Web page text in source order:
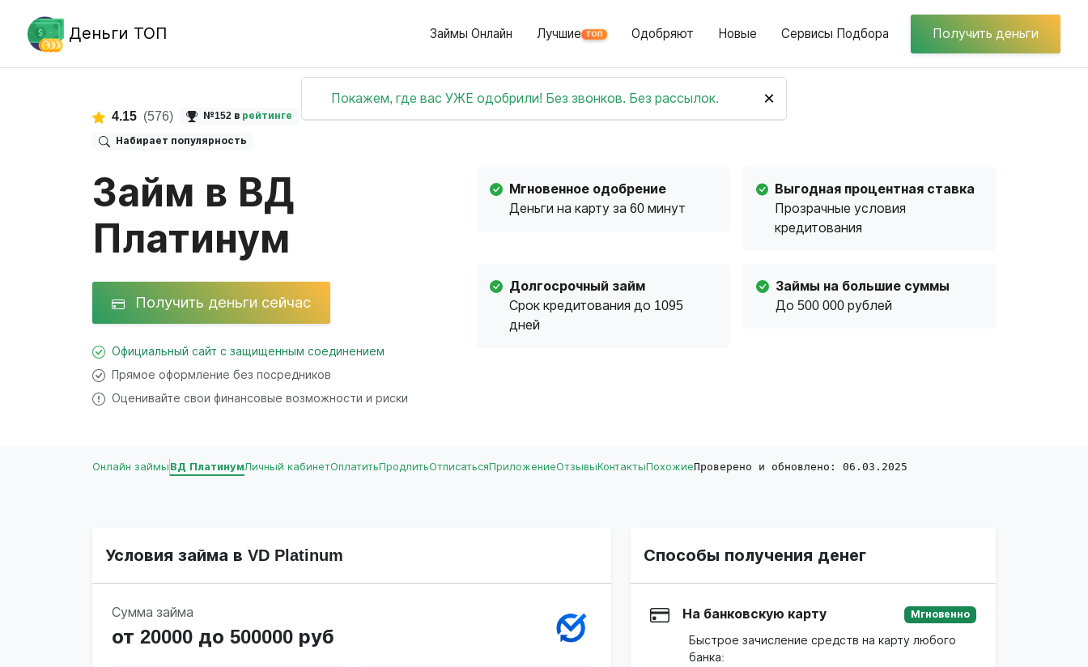
Деньги ТОП Займы Онлайн Лучшие ТОП Одобряют Новые Сервисы Подбора Получить деньги
Покажем, где вас УЖЕ одобрили! Без звонков. Без рассылок. ×
4.15 (576) №152 в рейтинге
Набирает популярность
Займ в ВД
Платинум
Получить деньги сейчас
Официальный сайт с защищенным соединением
Прямое оформление без посредников
Оценивайте свои финансовые возможности и риски
Мгновенное одобрение
Деньги на карту за 60 минут
Выгодная процентная ставка
Прозрачные условия
кредитования
Долгосрочный займ
Срок кредитования до 1095
дней
Займы на большие суммы
До 500 000 рублей
Онлайн займы ВД ПлатинумЛичный кабинетОплатитьПродлитьОтписатьсяПриложениеОтзывыКонтактыПохожиеПроверено и обновлено: 06.03.2025
Условия займа в VD Platinum
Сумма займа
от 20000 до 500000 руб
Способы получения денег
На банковскую карту Мгновенно
Быстрое зачисление средств на карту любого
банка: